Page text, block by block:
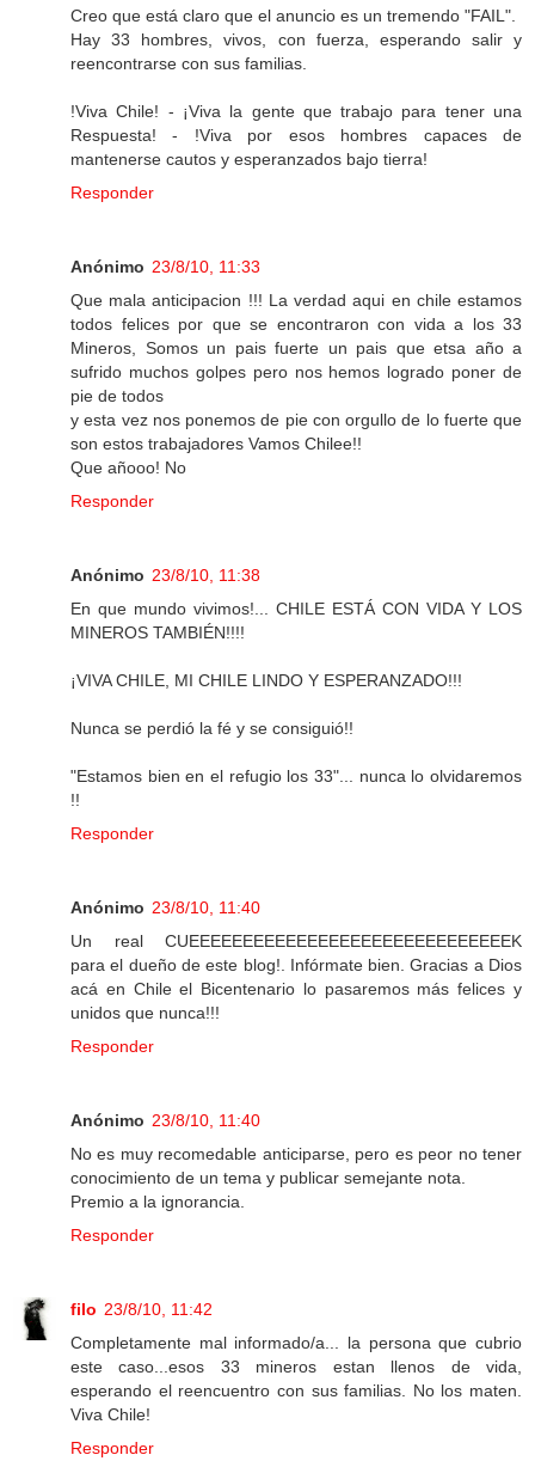
Creo que está claro que el anuncio es un tremendo "FAIL".
Hay 33 hombres, vivos, con fuerza, esperando salir y
reencontrarse con sus familias.
!Viva Chile! - ¡Viva la gente que trabajo para tener una
Respuesta! - !Viva por esos hombres capaces de
mantenerse cautos y esperanzados bajo tierra!
Responder
Anónimo 23/8/10, 11:33
Que mala anticipacion !!! La verdad aqui en chile estamos
todos felices por que se encontraron con vida a los 33
Mineros, Somos un pais fuerte un pais que etsa año a
sufrido muchos golpes pero nos hemos logrado poner de
pie de todos
y esta vez nos ponemos de pie con orgullo de lo fuerte que
son estos trabajadores Vamos Chilee!!
Que añooo! No
Responder
Anónimo 23/8/10, 11:38
En que mundo vivimos!... CHILE ESTÁ CON VIDA Y LOS
MINEROS TAMBIÉN!!!!
¡VIVA CHILE, MI CHILE LINDO Y ESPERANZADO!!!
Nunca se perdió la fé y se consiguió!!
"Estamos bien en el refugio los 33"... nunca lo olvidaremos
!!
Responder
Anónimo 23/8/10, 11:40
Un real CUEEEEEEEEEEEEEEEEEEEEEEEEEEEEEEK
para el dueño de este blog!. Infórmate bien. Gracias a Dios
acá en Chile el Bicentenario lo pasaremos más felices y
unidos que nunca!!!
Responder
Anónimo 23/8/10, 11:40
No es muy recomedable anticiparse, pero es peor no tener
conocimiento de un tema y publicar semejante nota.
Premio a la ignorancia.
Responder
filo 23/8/10, 11:42
Completamente mal informado/a... la persona que cubrio
este caso...esos 33 mineros estan llenos de vida,
esperando el reencuentro con sus familias. No los maten.
Viva Chile!
Responder